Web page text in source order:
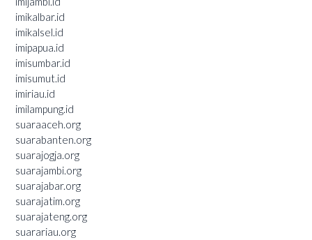
imikalbar.id
imikalsel.id
imipapua.id
imisumbar.id
imisumut.id
imiriau.id
imilampung.id
suaraaceh.org
suarabanten.org
suarajogja.org
suarajambi.org
suarajabar.org
suarajatim.org
suarajateng.org
suarariau.org